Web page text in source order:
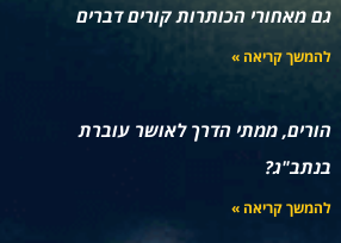
גם מאחורי הכותרות קורים דברים
להמשך קריאה »
הורים, ממתי הדרך לאושר עוברת
בנתב"ג?
להמשך קריאה »